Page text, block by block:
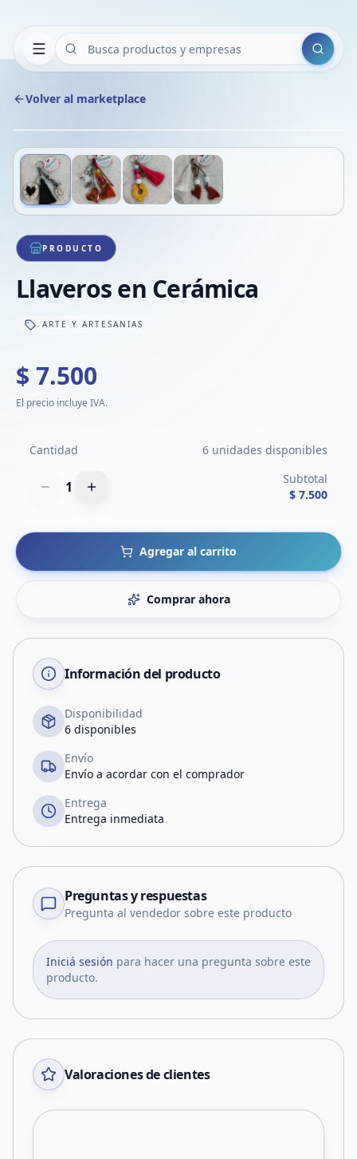
Buscar
Volver al marketplace
1/4
PRODUCTO
Llaveros en Cerámica
ARTE Y ARTESANIAS
$ 7.500
El precio incluye IVA.
Cantidad 6 unidades disponibles
1
Subtotal
$ 7.500
Agregar al carrito
Comprar ahora
Información del producto
Disponibilidad
6 disponibles
Envío
Envío a acordar con el comprador
Entrega
Entrega inmediata
Preguntas y respuestas
Pregunta al vendedor sobre este producto
Iniciá sesión para hacer una pregunta sobre este
producto.
Valoraciones de clientes